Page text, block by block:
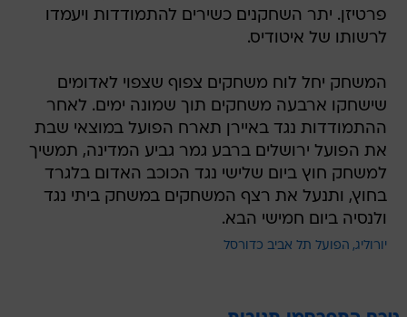
פרטיזן. יתר השחקנים כשירים להתמודדות ויעמדו
לרשותו של איטודיס.
המשחק יחל לוח משחקים צפוף שצפוי לאדומים
שישחקו ארבעה משחקים תוך שמונה ימים. לאחר
ההתמודדות נגד באיירן תארח הפועל במוצאי שבת
את הפועל ירושלים ברבע גמר גביע המדינה, תמשיך
למשחק חוץ ביום שלישי נגד הכוכב האדום בלגרד
בחוץ, ותנעל את רצף המשחקים במשחק ביתי נגד
ולנסיה ביום חמישי הבא.
יורוליג הפועל תל אביב כדורסל